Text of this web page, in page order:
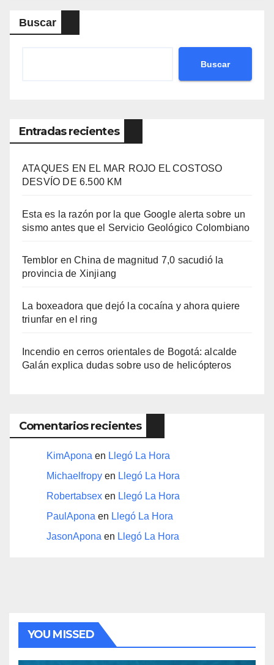
Buscar
Buscar
Entradas recientes
ATAQUES EN EL MAR ROJO EL COSTOSO
DESVÍO DE 6.500 KM
Esta es la razón por la que Google alerta sobre un
sismo antes que el Servicio Geológico Colombiano
Temblor en China de magnitud 7,0 sacudió la
provincia de Xinjiang
La boxeadora que dejó la cocaína y ahora quiere
triunfar en el ring​
Incendio en cerros orientales de Bogotá: alcalde
Galán explica dudas sobre uso de helicópteros
Comentarios recientes
KimApona en Llegó La Hora
Michaelfropy en Llegó La Hora
Robertabsex en Llegó La Hora
PaulApona en Llegó La Hora
JasonApona en Llegó La Hora
YOU MISSED